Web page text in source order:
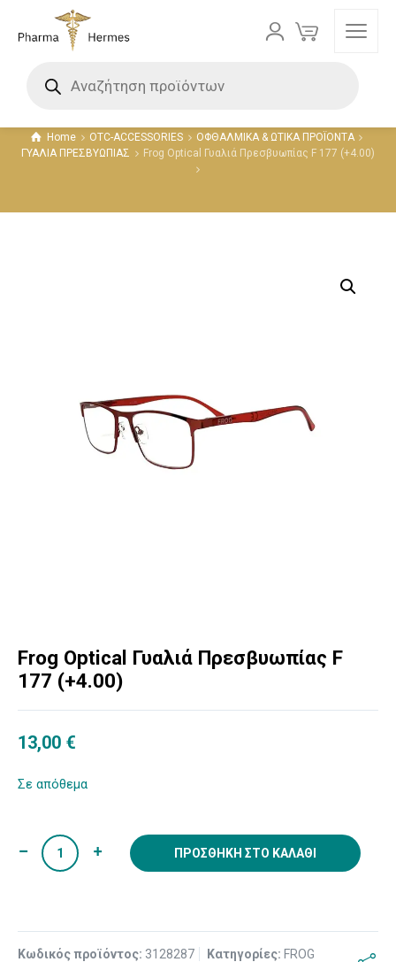
Home OTC-ACCESSORIES
ΟΦΘΑΛΜΙΚΑ & ΩΤΙΚΑ ΠΡΟΪΟΝΤΑ
ΓΥΑΛΙΑ ΠΡΕΣΒΥΩΠΙΑΣ
Frog Optical Γυαλιά Πρεσβυωπίας F 177 (+4.00)
Frog Optical Γυαλιά Πρεσβυωπίας F
177 (+4.00)
13,00 €
Σε απόθεμα
ΠΡΟΣΘΉΚΗ ΣΤΟ ΚΑΛΆΘΙ
Κωδικός προϊόντος: 3128287 Κατηγορίες: FROG